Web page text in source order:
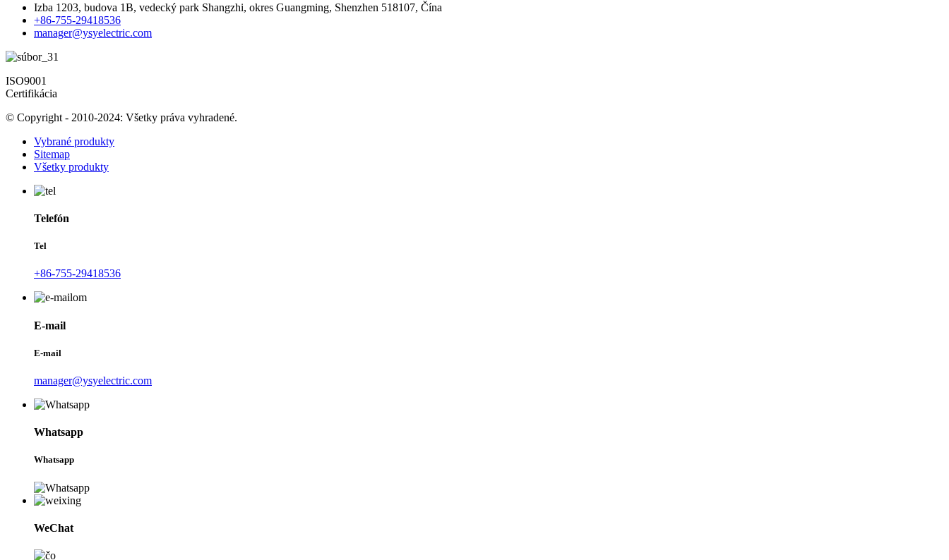
Izba 1203, budova 1B, vedecký park Shangzhi, okres Guangming, Shenzhen 518107, Čína
+86-755-29418536
manager@ysyelectric.com
ISO9001
Certifikácia
© Copyright - 2010-2024: Všetky práva vyhradené.
Vybrané produkty
Sitemap
Všetky produkty
Telefón
Tel
+86-755-29418536
E-mail
E-mail
manager@ysyelectric.com
Whatsapp
Whatsapp
WeChat